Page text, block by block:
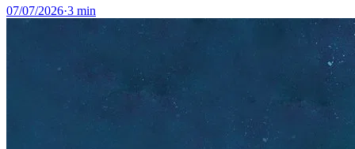
07/07/2026·3 min